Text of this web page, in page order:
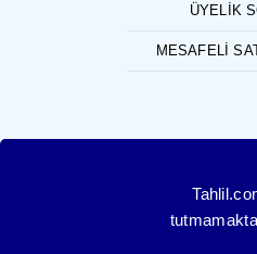
ÜYELIK
MESAFELI